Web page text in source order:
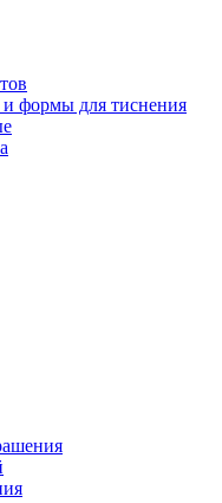
формы для тиснения